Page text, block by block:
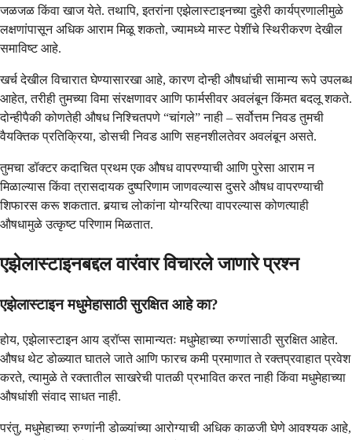
जळजळ किंवा खाज येते. तथापि, इतरांना एझेलास्टाइनच्या दुहेरी कार्यप्रणालीमुळे
लक्षणांपासून अधिक आराम मिळू शकतो, ज्यामध्ये मास्ट पेशींचे स्थिरीकरण देखील
समाविष्ट आहे.
खर्च देखील विचारात घेण्यासारखा आहे, कारण दोन्ही औषधांची सामान्य रूपे उपलब्ध
आहेत, तरीही तुमच्या विमा संरक्षणावर आणि फार्मसीवर अवलंबून किंमत बदलू शकते.
दोन्हीपैकी कोणतेही औषध निश्चितपणे “चांगले” नाही – सर्वोत्तम निवड तुमची
वैयक्तिक प्रतिक्रिया, डोसची निवड आणि सहनशीलतेवर अवलंबून असते.
तुमचा डॉक्टर कदाचित प्रथम एक औषध वापरण्याची आणि पुरेसा आराम न
मिळाल्यास किंवा त्रासदायक दुष्परिणाम जाणवल्यास दुसरे औषध वापरण्याची
शिफारस करू शकतात. बर्‍याच लोकांना योग्यरित्या वापरल्यास कोणत्याही
औषधामुळे उत्कृष्ट परिणाम मिळतात.
एझेलास्टाइनबद्दल वारंवार विचारले जाणारे प्रश्न
एझेलास्टाइन मधुमेहासाठी सुरक्षित आहे का?
होय, एझेलास्टाइन आय ड्रॉप्स सामान्यतः मधुमेहाच्या रुग्णांसाठी सुरक्षित आहेत.
औषध थेट डोळ्यात घातले जाते आणि फारच कमी प्रमाणात ते रक्तप्रवाहात प्रवेश
करते, त्यामुळे ते रक्तातील साखरेची पातळी प्रभावित करत नाही किंवा मधुमेहाच्या
औषधांशी संवाद साधत नाही.
परंतु, मधुमेहाच्या रुग्णांनी डोळ्यांच्या आरोग्याची अधिक काळजी घेणे आवश्यक आहे,